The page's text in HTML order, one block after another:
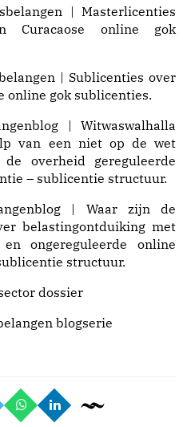
| Masterlicenties
online gok
| Sublicenties over
online gok sublicenties.
| Witwaswalhalla
van een niet op de wet
overheid gereguleerde
– sublicentie structuur.
| Waar zijn de
belastingontduiking met
ongereguleerde online
structuur.
dossier
blogserie